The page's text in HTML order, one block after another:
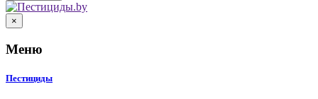
×
Меню
Пестициды